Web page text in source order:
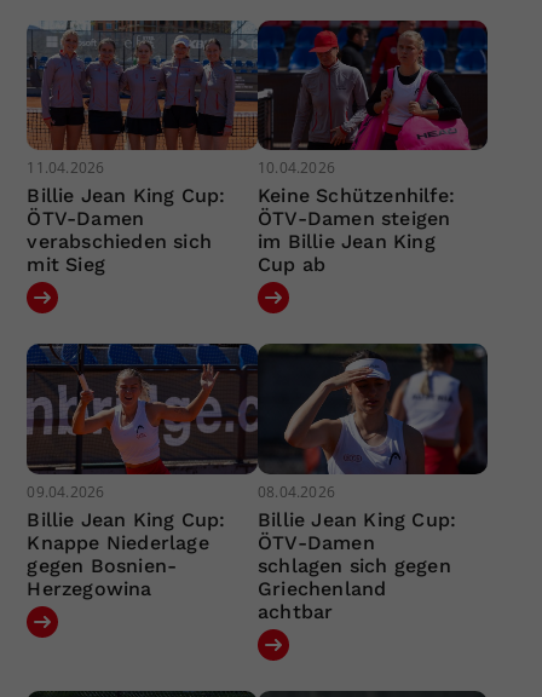
11.04.2026
Billie Jean King Cup:
ÖTV-Damen
verabschieden sich
mit Sieg
10.04.2026
Keine Schützenhilfe:
ÖTV-Damen steigen
im Billie Jean King
Cup ab
09.04.2026
Billie Jean King Cup:
Knappe Niederlage
gegen Bosnien-
Herzegowina
08.04.2026
Billie Jean King Cup:
ÖTV-Damen
schlagen sich gegen
Griechenland
achtbar